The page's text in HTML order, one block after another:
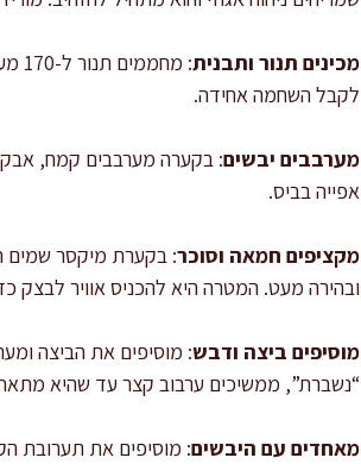
מכינים תנור ותבנית
:
לקבל השחמה אחידה.
מערבבים יבשים: בקערה מערבבים קמח,
אפייה בביס.
מקציפים חמאה וסוכר
ובהירה מעט. המטרה היא להכניס אוויר לבצק
מוסיפים ביצה ודבש
“נשברת”, ממשיכים ערבוב קצר עד שהיא
מאחדים עם היבשים: מוסיפים את תערובת